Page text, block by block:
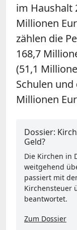
im Haushalt
Millionen
zählen die
168,7
(51,1
Schulen
Millionen
Dossier:
Geld?
Die Kirchen in
weitgehend
passiert mit
Kirchensteuer
beantwortet.
Zum Dossier